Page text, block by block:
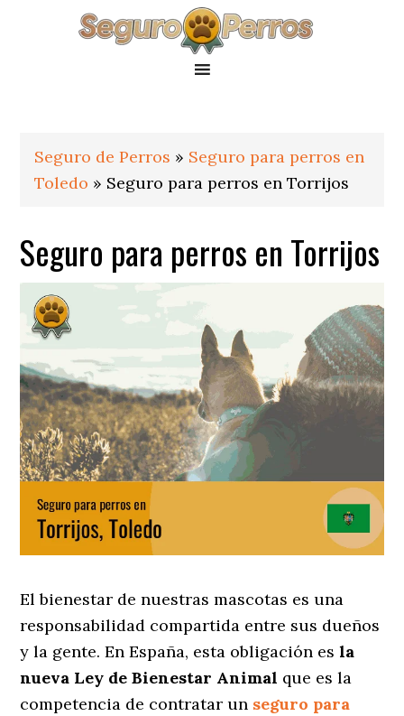
Seguro de Perros » Seguro para perros en
Toledo » Seguro para perros en Torrijos
Seguro para perros en Torrijos
El bienestar de nuestras mascotas es una
responsabilidad compartida entre sus dueños
y la gente. En España, esta obligación esla
nueva Ley de Bienestar Animal que es la
competencia de contratar un seguro para